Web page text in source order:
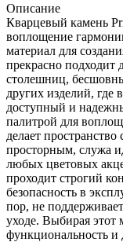
Описание
Кварцевый камень
воплощение
материал для
прекрасно подходит
столешниц,
других изделий,
доступный и
палитрой для
делает
просторным, служа
любых цветовых
проходит строгий
безопасность в
пор, не
уходе. Выбирая этот
функциональность и